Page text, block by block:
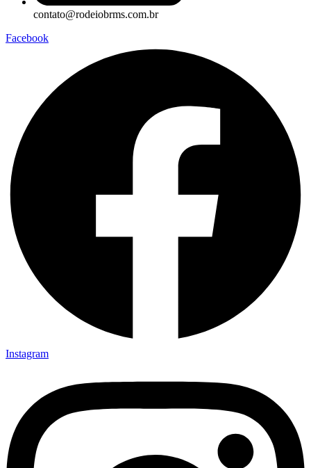
contato@rodeiobrms.com.br
Facebook
Instagram